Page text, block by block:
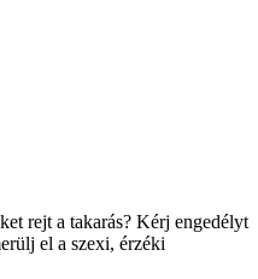
rejt a takarás? Kérj engedélyt
el a szexi, érzéki